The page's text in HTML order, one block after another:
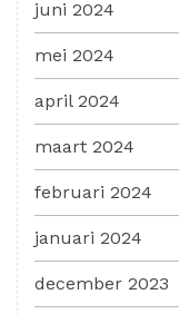
juni 2024
mei 2024
april 2024
maart 2024
februari 2024
januari 2024
december 2023